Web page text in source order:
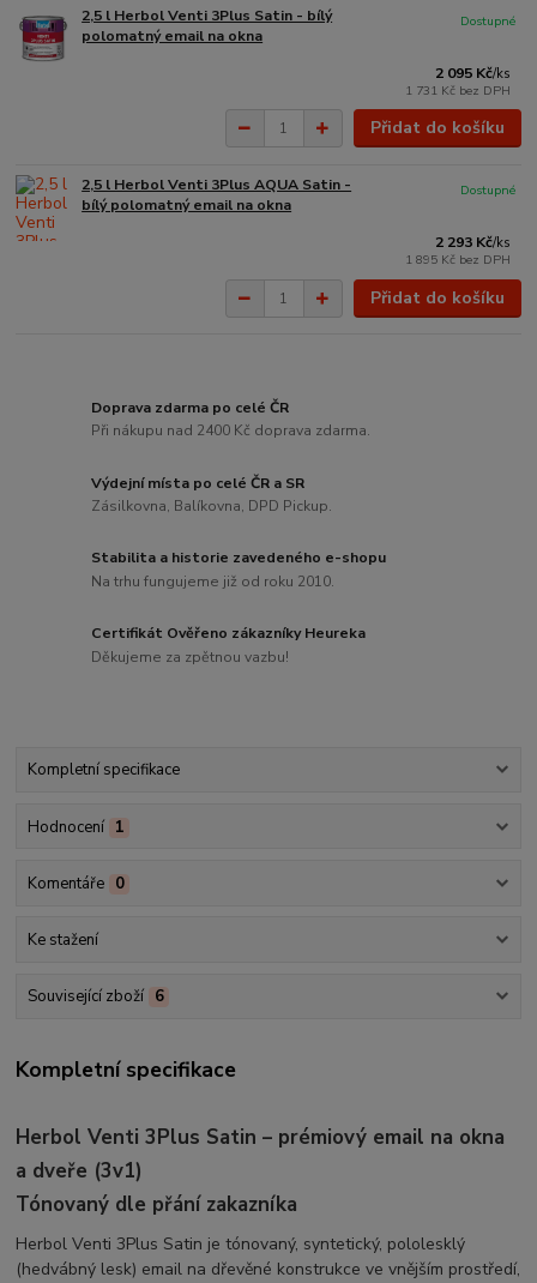
2,5 l Herbol Venti 3Plus Satin - bílý
polomatný email na okna
2 095 Kč/ks
1 731 Kč bez DPH
Dostupné
Přidat do košíku
2,5 l Herbol Venti 3Plus AQUA Satin -
bílý polomatný email na okna
2 293 Kč/ks
1 895 Kč bez DPH
Dostupné
Přidat do košíku
Doprava zdarma po celé ČR
Při nákupu nad 2400 Kč doprava zdarma.
Výdejní místa po celé ČR a SR
Zásilkovna, Balíkovna, DPD Pickup.
Stabilita a historie zavedeného e-shopu
Na trhu fungujeme již od roku 2010.
Certifikát Ověřeno zákazníky Heureka
Děkujeme za zpětnou vazbu!
Kompletní specifikace
Hodnocení 1
Komentáře 0
Ke stažení
Související zboží 6
Kompletní specifikace
Herbol Venti 3Plus Satin – prémiový email na okna
a dveře (3v1)
Tónovaný dle přání zakazníka
Herbol Venti 3Plus Satin je tónovaný, syntetický, pololesklý
(hedvábný lesk) email na dřevěné konstrukce ve vnějším prostředí,